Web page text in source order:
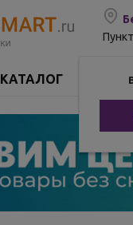
КАТАЛОГ